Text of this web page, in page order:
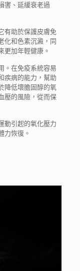
害、延緩衰老過
有助於保護皮膚免
化和色素沉澱，同
更加年輕健康。
。在免疫系統容易
疾病的能力，幫助
降低壞膽固醇的氧
壓的風險，從而保
動引起的氧化壓力
力恢復。